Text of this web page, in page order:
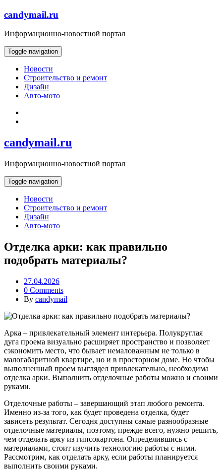
Skip
content
candymail.ru
Информационно-новостной портал
Toggle navigation
Новости
Строительство и ремонт
Дизайн
Авто-мото
candymail.ru
Информационно-новостной портал
Toggle navigation
Новости
Строительство и ремонт
Дизайн
Авто-мото
Отделка арки: как правильно
подобрать материалы?
27.04.2026
0 Comments
By candymail
Арка – привлекательный элемент интерьера. Полукруглая
дуга проема визуально расширяет пространство и позволяет
сэкономить место, что бывает немаловажным не только в
малогабаритной квартире, но и в просторном доме. Но чтобы
выполненный проем выглядел привлекательно, необходима
отделка арки. Выполнить отделочные работы можно и своими
руками.
Отделочные работы – завершающий этап любого ремонта.
Именно из-за того, как будет проведена отделка, будет
зависеть результат. Сегодня доступны самые разнообразные
отделочные материалы, поэтому, прежде всего, нужно решить,
чем отделать арку из гипсокартона. Определившись с
материалами, стоит изучить технологию работы с ними.
Рассмотрим, как отделать арку, если работы планируется
выполнить своими руками.